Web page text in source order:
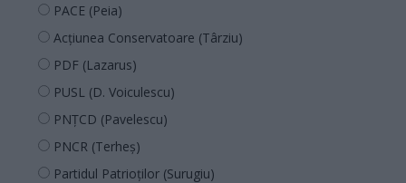
PACE (Peia)
Acțiunea Conservatoare (Târziu)
PDF (Lazarus)
PUSL (D. Voiculescu)
PNȚCD (Pavelescu)
PNCR (Terheș)
Partidul Patrioților (Surugiu)